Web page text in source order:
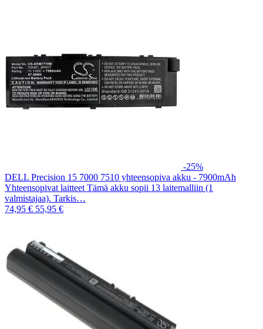
-25%
DELL Precision 15 7000 7510 yhteensopiva akku - 7900mAh
Yhteensopivat laitteet Tämä akku sopii 13 laitemalliin (1
valmistajaa). Tarkis…
74,95 € 55,95 €